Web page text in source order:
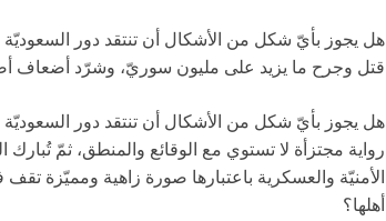
هل يجوز بأيّ شكل من الأشكال أن تنتقد دور السعوديّة
قتل وجرح ما يزيد على مليون سوريّ، وشرّد أضعاف
هل يجوز بأيّ شكل من الأشكال أن تنتقد دور
رواية مجتزأة لا تستوي مع الوقائع والمنطق، ثمّ تُبارك
الأمنيّة والعسكرية باعتبارها صورة زاهية ومميّزة
أهلها؟